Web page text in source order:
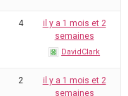
4
il y a 1 mois et 2
semaines
DavidClark
2
il y a 1 mois et 2
semaines